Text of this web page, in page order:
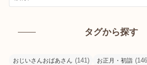
タグから探す
おじいさんおばあさん (141) お正月・初詣